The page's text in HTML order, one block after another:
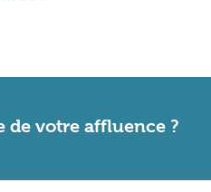
de votre affluence ?